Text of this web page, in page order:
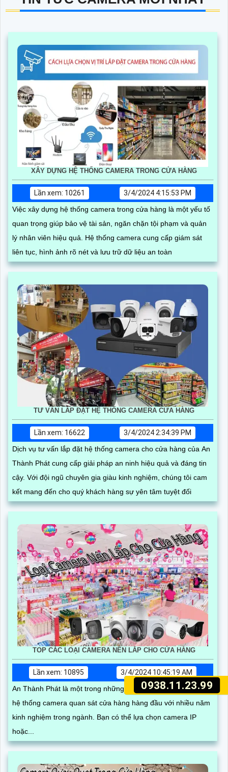
0938.11.23.99
XÂY DỰNG HỆ THỐNG CAMERA TRONG CỬA HÀNG
Lần xem: 10261
3/4/2024 4:15:53 PM
Việc xây dựng hệ thống camera trong cửa hàng là một yếu tố
quan trọng giúp bảo vệ tài sản, ngăn chặn tội phạm và quản
lý nhân viên hiệu quả. Hệ thống camera cung cấp giám sát
liên tục, hình ảnh rõ nét và lưu trữ dữ liệu an toàn
TƯ VẤN LẮP ĐẶT HỆ THỐNG CAMERA CỬA HÀNG
Lần xem: 16622
3/4/2024 2:34:39 PM
Dịch vụ tư vấn lắp đặt hệ thống camera cho cửa hàng của An
Thành Phát cung cấp giải pháp an ninh hiệu quả và đáng tin
cậy. Với đội ngũ chuyên gia giàu kinh nghiệm, chúng tôi cam
kết mang đến cho quý khách hàng sự yên tâm tuyệt đối
TOP CÁC LOẠI CAMERA NÊN LẮP CHO CỬA HÀNG
Lần xem: 10895
3/4/2024 10:45:19 AM
An Thành Phát là một trong những đơn vị cung cấp, lắp đặt
hệ thống camera quan sát cửa hàng hàng đầu với nhiều năm
kinh nghiệm trong ngành. Bạn có thể lựa chọn camera IP
hoặc...